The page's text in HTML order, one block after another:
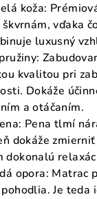
koža:
vďaka
luxusný
kvalitou pri
Dokáže
a otáčaním.
Pena tlmí
dokáže
dokonalú
opora: Matrac
Je teda